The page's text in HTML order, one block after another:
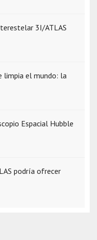
3I/ATLAS
limpia el mundo: la
Espacial Hubble
podría ofrecer